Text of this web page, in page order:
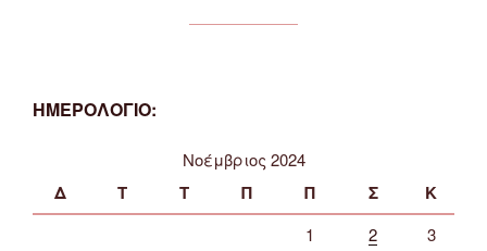
ΗΜΕΡΟΛΟΓΙΟ:
Νοέμβριος 2024
Δ Τ Τ Π Π Σ Κ
1 2
3